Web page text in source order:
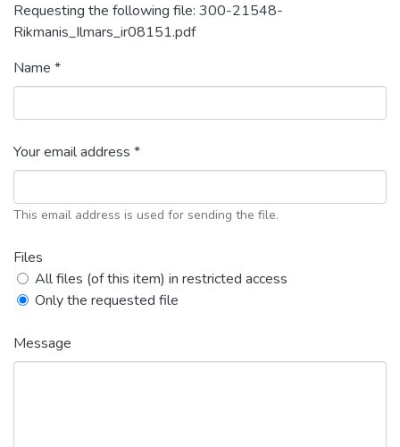
Requesting the following file: 300-21548-
Rikmanis_Ilmars_ir08151.pdf
Name *
Your email address *
This email address is used for sending the file.
Files
All files (of this item) in restricted access
Only the requested file
Message